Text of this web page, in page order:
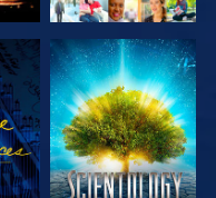
UTFORSK
SERIEN